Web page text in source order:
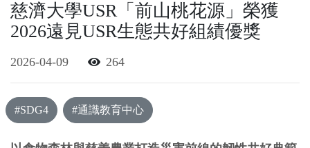
慈濟大學USR「前山桃花源」榮獲
2026遠見USR生態共好組績優獎
2026-04-09 264
#SDG4 #通識教育中心